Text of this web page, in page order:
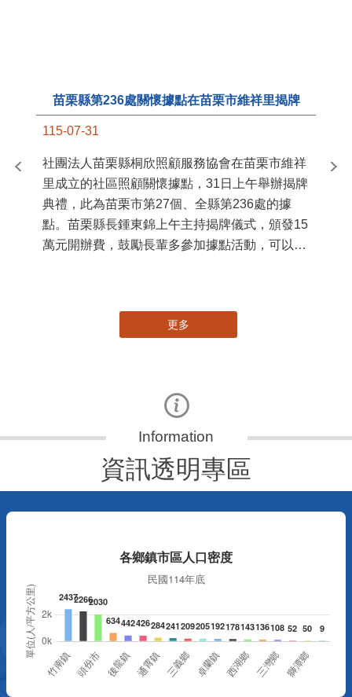
苗栗縣第236處關懷據點在苗栗市維祥里揭牌
115-07-31
社團法人苗栗縣桐欣照顧服務協會在苗栗市維祥
里成立的社區照顧關懷據點，31日上午舉辦揭牌
典禮，此為苗栗市第27個、全縣第236處的據
點。苗栗縣長鍾東錦上午主持揭牌儀式，頒發15
萬元開辦費，鼓勵長輩多參加據點活動，可以更
國
資訊透明專區